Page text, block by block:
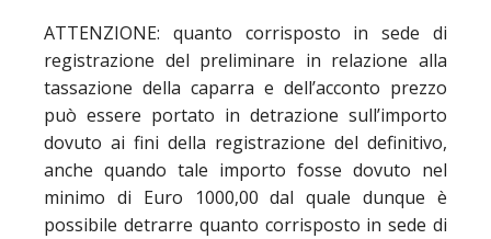
ATTENZIONE: quanto corrisposto in sede di
registrazione del preliminare in relazione alla
tassazione della caparra e dell’acconto prezzo
può essere portato in detrazione sull’importo
dovuto ai fini della registrazione del definitivo,
anche quando tale importo fosse dovuto nel
minimo di Euro 1000,00 dal quale dunque è
possibile detrarre quanto corrisposto in sede di